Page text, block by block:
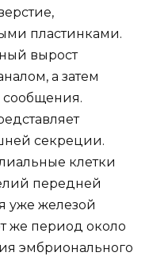
пластинками.
вырост
а затем
сообщения.
секреции.
клетки
передней
уже железой
же период около
эмбрионального